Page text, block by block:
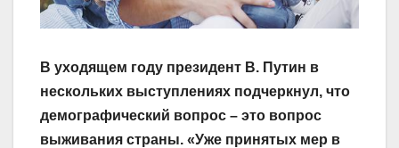
В уходящем году президент В. Путин в
нескольких выступлениях подчеркнул, что
демографический вопрос – это вопрос
выживания страны. «Уже принятых мер в